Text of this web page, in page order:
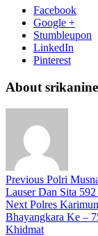
Facebook
Google +
Stumbleupon
LinkedIn
Pinterest
About
Previous Polri
Lauser Dan Sita
Next Polres
Bhayangkara Ke –
Khidmat